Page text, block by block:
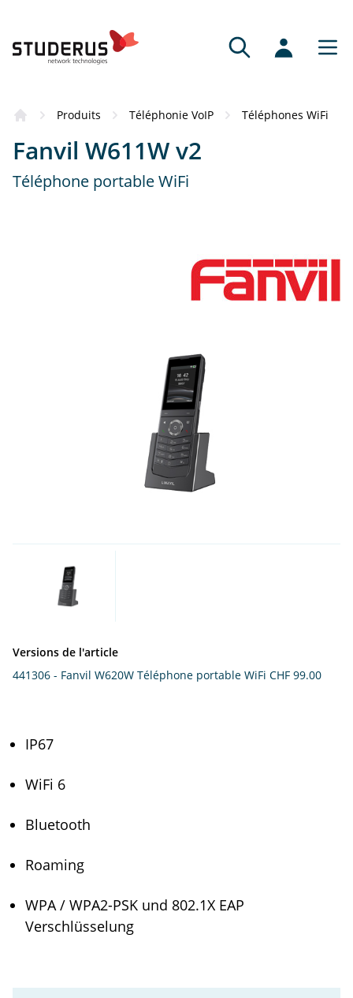
Produits Téléphonie VoIP Téléphones WiFi
Fanvil W611W v2
Téléphone portable WiFi
Versions de l'article
441306 - Fanvil W620W Téléphone portable WiFi CHF 99.00
IP67
WiFi 6
Bluetooth
Roaming
WPA / WPA2-PSK und 802.1X EAP
Verschlüsselung